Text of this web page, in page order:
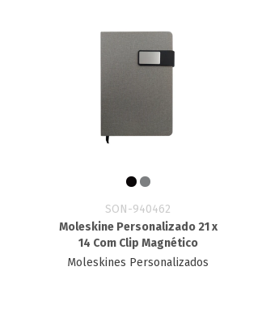
SON-940462
Moleskine Personalizado 21 x
14 Com Clip Magnético
Moleskines Personalizados